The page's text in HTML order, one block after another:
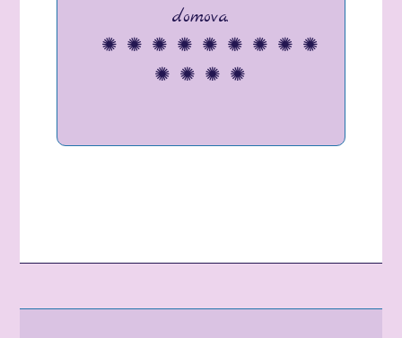
domova.
✺ ✺ ✺ ✺ ✺ ✺ ✺ ✺ ✺
✺ ✺ ✺ ✺